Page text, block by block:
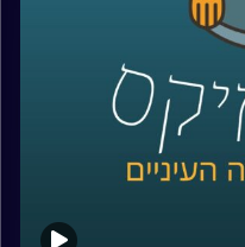
מומחה לפוליטיקה
לממשל, דיפלומטיה